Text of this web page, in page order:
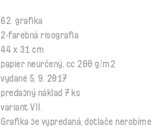
62. grafika
2-farebná risografia
44 x 31 cm
papier neurčený, cc 200 g/m2
vydané 5. 9. 2017
predajný náklad 7 ks
variant VII.
Grafika je vypredaná, dotlače nerobíme.